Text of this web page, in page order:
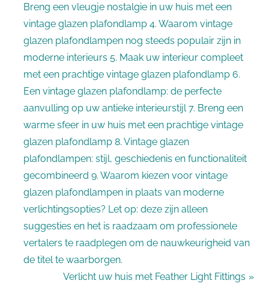
o
u
s
P
o
s
t
:
Breng een vleugje nostalgie in uw huis met een
vintage glazen plafondlamp 4. Waarom vintage
glazen plafondlampen nog steeds populair zijn in
moderne interieurs 5. Maak uw interieur compleet
met een prachtige vintage glazen plafondlamp 6.
Een vintage glazen plafondlamp: de perfecte
aanvulling op uw antieke interieurstijl 7. Breng een
warme sfeer in uw huis met een prachtige vintage
glazen plafondlamp 8. Vintage glazen
plafondlampen: stijl, geschiedenis en functionaliteit
gecombineerd 9. Waarom kiezen voor vintage
glazen plafondlampen in plaats van moderne
verlichtingsopties? Let op: deze zijn alleen
suggesties en het is raadzaam om professionele
vertalers te raadplegen om de nauwkeurigheid van
de titel te waarborgen.
N
Verlicht uw huis met Feather Light Fittings